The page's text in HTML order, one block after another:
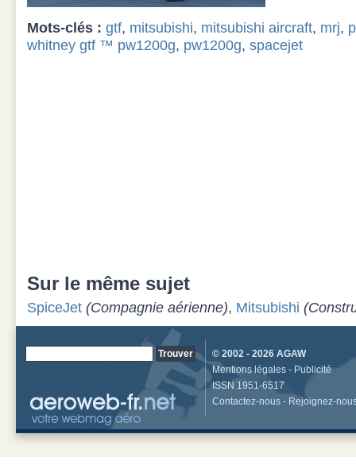
Mots-clés : gtf, mitsubishi, mitsubishi aircraft, mrj,
whitney gtf ™ pw1200g, pw1200g, spacejet
Sur le même sujet
SpiceJet (Compagnie aérienne), Mitsubishi
© 2002 - 2026 AGAW
Mentions légales - Publicité
ISSN 1951-6517
Contactez-nous - Rejoignez-